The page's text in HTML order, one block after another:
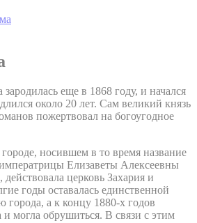
зародилась еще в 1868 году, и начался
около 20 лет. Сам великий князь
пожертвовал на богоугодное
носившем в то время название
Елизаветы Алексеевны
церковь Захария и
годы оставалась единственной
города, а к концу 1880-х годов
могла обрушиться. В связи с этим